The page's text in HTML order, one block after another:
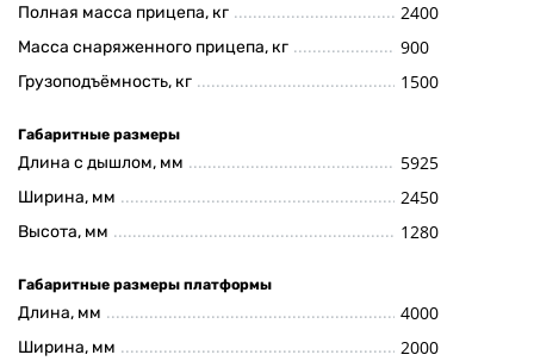
Полная масса прицепа, кг 2400
Масса снаряженного прицепа, кг 900
Грузоподъёмность, кг 1500
Габаритные размеры
Длина с дышлом, мм 5925
Ширина, мм 2450
Высота, мм 1280
Габаритные размеры платформы
Длина, мм 4000
Ширина, мм 2000